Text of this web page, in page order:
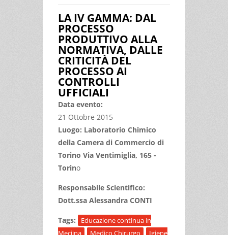
SECONDO STANDARD EUROPEI
LA IV GAMMA: DAL
PROCESSO
PRODUTTIVO ALLA
NORMATIVA, DALLE
CRITICITÀ DEL
PROCESSO AI
CONTROLLI
UFFICIALI
Data evento:
21 Ottobre 2015
Luogo: Laboratorio Chimico
della Camera di Commercio di
Torino Via Ventimiglia, 165 -
Torino
Responsabile Scientifico:
Dott.ssa Alessandra CONTI
Tags:
Educazione continua in
Meciina
Medico Chirurgo
Igiene